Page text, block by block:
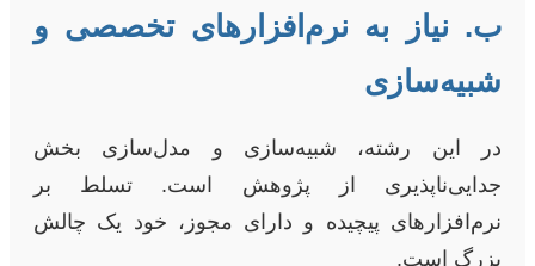
ب. نیاز به نرم‌افزارهای تخصصی و
شبیه‌سازی
در این رشته، شبیه‌سازی و مدل‌سازی بخش
جدایی‌ناپذیری از پژوهش است. تسلط بر
نرم‌افزارهای پیچیده و دارای مجوز، خود یک چالش
بزرگ است.